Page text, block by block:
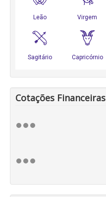
Cotações Financeiras